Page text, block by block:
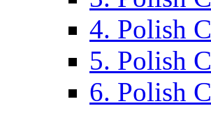
4. Polish
5. Polish
6. Polish